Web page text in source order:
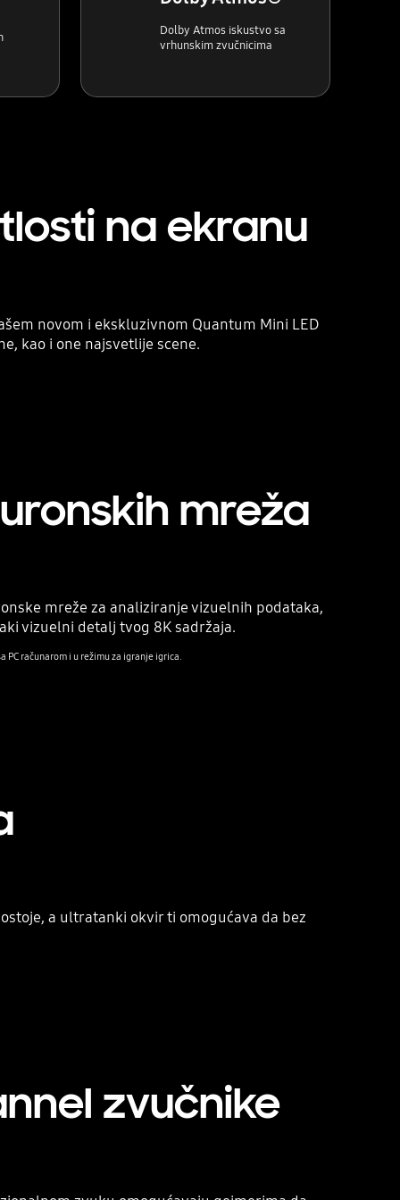
Dolby Atmos iskustvo sa
vrhunskim zvučnicima
na ekranu
novom i ekskluzivnom Quantum Mini LED
kao i one najsvetlije scene.
mreža
mreže za analiziranje vizuelnih podataka,
vizuelni detalj tvog 8K sadržaja.
računarom i u režimu za igranje igrica.
a ultratanki okvir ti omogućava da bez
zvučnike